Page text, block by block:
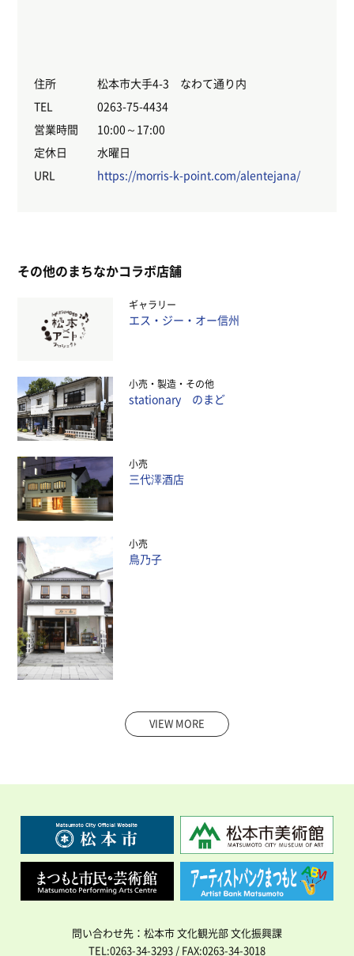
住所
松本市大手4-3 なわて通り内
TEL
0263-75-4434
営業時間
10:00～17:00
定休日
水曜日
URL
https://morris-k-point.com/alentejana/
その他のまちなかコラボ店舗
ギャラリー
エス・ジー・オー信州
小売 製造 その他
stationary のまど
小売
三代澤酒店
小売
鳥乃子
VIEW MORE
問い合わせ先：松本市 文化観光部 文化振興課
TEL:0263-34-3293 / FAX:0263-34-3018